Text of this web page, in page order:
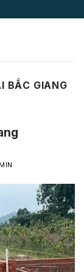
BẮC GIANG